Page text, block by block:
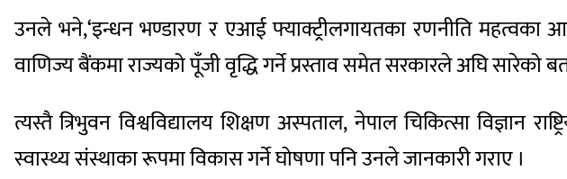
उनले भने,‘इन्धन भण्डारण र एआई फ्याक्ट्रीलगायतका रणनीति महत्वका
वाणिज्य बैंकमा राज्यको पूँजी वृद्धि गर्ने प्रस्ताव समेत सरकारले अघि सारेको
त्यस्तै त्रिभुवन विश्वविद्यालय शिक्षण अस्पताल, नेपाल चिकित्सा विज्ञान
स्वास्थ्य संस्थाका रूपमा विकास गर्ने घोषणा पनि उनले जानकारी गराए ।